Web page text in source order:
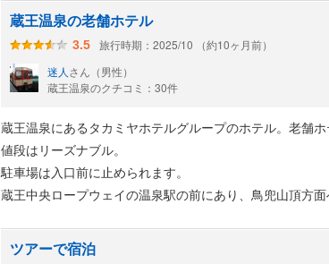
蔵王温泉の老舗ホテル
3.5
旅行時期：2025/10 （約10ヶ月前）
迷人 さん（男性）
蔵王温泉のクチコミ：30件
蔵王温泉にあるタカミヤホテルグループのホテル。老舗
値段はリーズナブル。
駐車場は入口前に止められます。
蔵王中央ロープウェイの温泉駅の前にあり、鳥兜山頂方面
ツアーで宿泊